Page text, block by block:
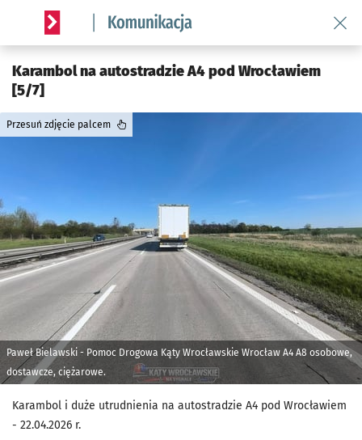
Serwis informacyjny wroclaw.pl podserwis: Komunikacja
Karambol na autostradzie A4 pod Wrocławiem
[5/7]
Paweł Bielawski - Pomoc Drogowa Kąty Wrocławskie Wrocław A4 A8 osobowe,
dostawcze, ciężarowe.
Przesuń zdjęcie palcem
Karambol i duże utrudnienia na autostradzie A4 pod Wrocławiem
- 22.04.2026 r.